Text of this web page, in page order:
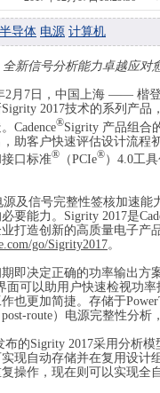
半导体 电源 计算机
全新信号分析能力卓越应对
2月 7 日 ，中国上海 —— 楷
Sigrity 2017技术的系列产品
Cadence®Sigrity 产品组合
助客户快速评估设计流程
口标准® （PCIe®） 4.0工
源及信号完整性签核加速能
要能力。 Sigrity 2017是
打造创新的高质量电子产
go/Sigrity2017。
即决定正确的功率输出方
面可以助用户快速检视功
也更加简捷。存储于
post-route）电源完整性分析
布的Sigrity 2017采用分析模
现自动存储并在复用设计
操作，现在则可以实现全